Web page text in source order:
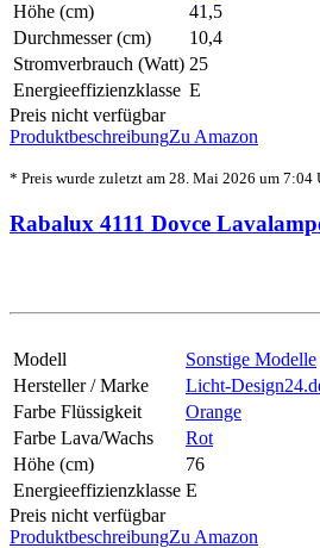
Höhe (cm)
41,5
Durchmesser (cm)
10,4
Stromverbrauch (Watt) 25
Energieeffizienzklasse E
Preis nicht verfügbar
ProduktbeschreibungZu Amazon
* Preis wurde zuletzt am 28. Mai 2026 um 7:04
Rabalux 4111 Dovce
Modell
Sonstige Modelle
Hersteller / Marke
Licht-
Farbe Flüssigkeit
Orange
Farbe Lava/Wachs
Rot
Höhe (cm)
76
Energieeffizienzklasse E
Preis nicht verfügbar
ProduktbeschreibungZu Amazon